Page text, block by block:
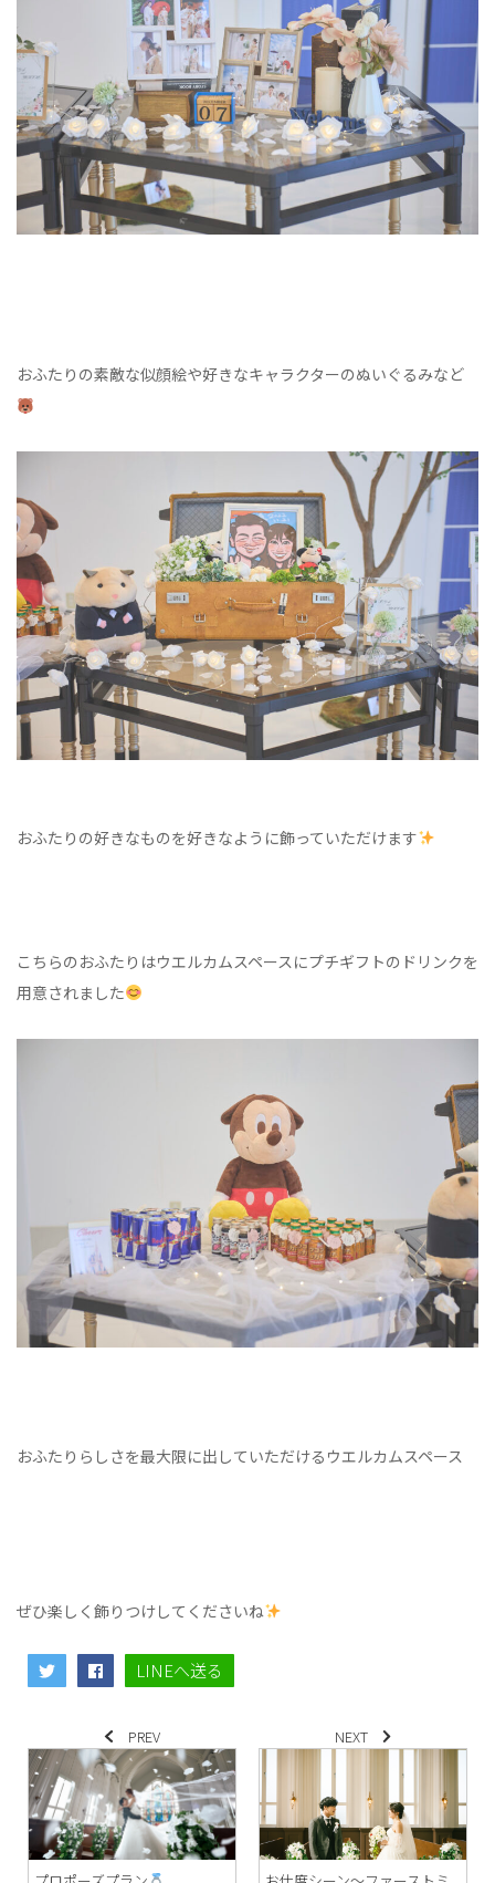
おふたりの素敵な似顔絵や好きなキャラクターのぬいぐるみなど
おふたりの好きなものを好きなように飾っていただけます
こちらのおふたりはウエルカムスペースにプチギフトのドリンクを
用意されました
おふたりらしさを最大限に出していただけるウエルカムスペース
ぜひ楽しく飾りつけしてくださいね
LINEへ送る
PREV NEXT